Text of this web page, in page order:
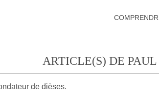
ARTICLE(S) DE
de dièses.